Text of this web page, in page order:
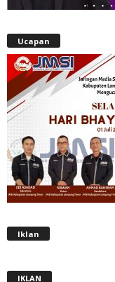
Ucapan
Iklan
IKLAN